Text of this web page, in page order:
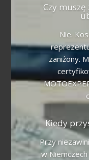
Czy
Nie.
zaniżony.
Kiedy
Przy
w